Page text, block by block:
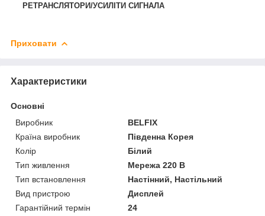
РЕТРАНСЛЯТОРИ/УСИЛІТИ СИГНАЛА
Приховати
Характеристики
Основні
Виробник
BELFIX
Країна виробник
Південна Корея
Колір
Білий
Тип живлення
Мережа 220 В
Тип встановлення
Настінний, Настільний
Вид пристрою
Дисплей
Гарантійний термін
24